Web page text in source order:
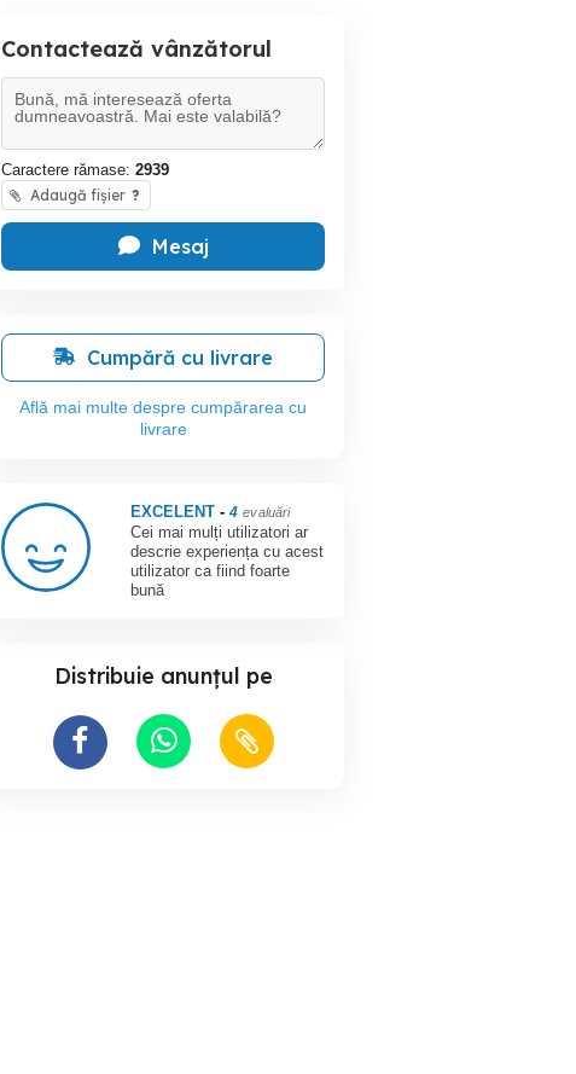
Contactează vânzătorul
Caractere rămase: 2939
Adaugă fișier ?
Mesaj
Cumpără cu livrare
Află mai multe despre cumpărarea cu
livrare
EXCELENT- 4 evaluări
Cei mai mulți utilizatori ar
descrie experiența cu acest
utilizator ca fiind foarte
bună
Distribuie anunțul pe